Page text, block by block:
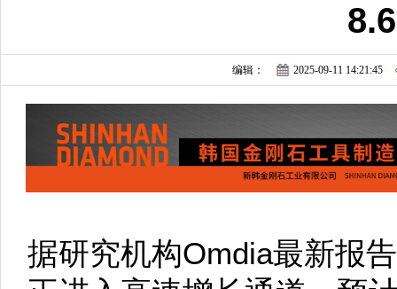
编辑： 2025-09-11 14:21:45
据研究机构Omdia最新报